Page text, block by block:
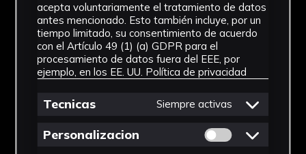
Materiales
Vidrio
Ubicación
Facultad de Farmacia
acepta voluntariamente el tratamiento de datos
antes mencionado. Esto también incluye, por un
tiempo limitado, su consentimiento de acuerdo
con el Artículo 49 (1) (a) GDPR para el
procesamiento de datos fuera del EEE, por
ejemplo, en los EE. UU. Política de privacidad
Tecnicas Siempre activas
Personalizacion Permitir cookies